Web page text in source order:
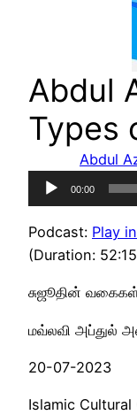
Abdul
Types
Abdul
Audio
Player
00:00
Podcast: Play
(Duration:
சுஜூதின்
மவ்லவி அப்துல்
20-07-2023
Islamic Cultural